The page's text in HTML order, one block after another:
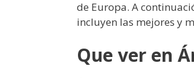
de Europa. A
incluyen las mejores y
Que ver en